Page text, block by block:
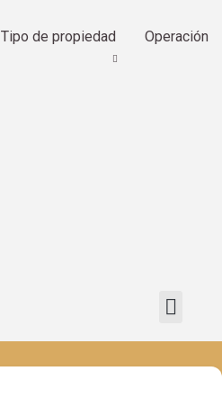
Tipo de propiedad Operación